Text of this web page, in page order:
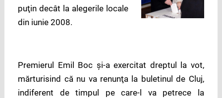
puţin decât la alegerile locale
din iunie 2008.
Premierul Emil Boc şi-a exercitat dreptul la vot,
mărturisind că nu va renunţa la buletinul de Cluj,
indiferent de timpul pe care-l va petrece la